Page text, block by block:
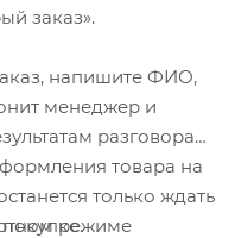
заказ».
напишите ФИО,
менеджер и
разговора
товара на
только ждать
режиме